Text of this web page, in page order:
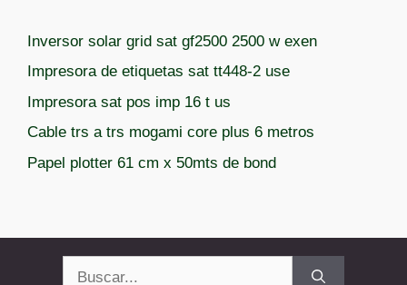
Inversor solar grid sat gf2500 2500 w exen
Impresora de etiquetas sat tt448-2 use
Impresora sat pos imp 16 t us
Cable trs a trs mogami core plus 6 metros
Papel plotter 61 cm x 50mts de bond